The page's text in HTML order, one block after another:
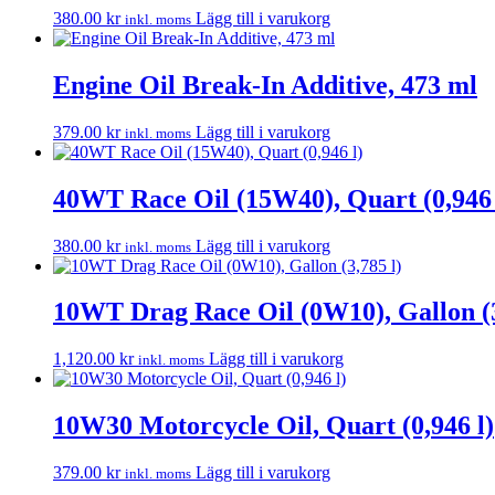
380.00 kr inkl. moms Lägg till i varukorg
Engine Oil Break-In Additive, 473 ml
379.00 kr inkl. moms Lägg till i varukorg
40WT Race Oil (15W40), Quart
380.00 kr inkl. moms Lägg till i varukorg
10WT Drag Race Oil (0W10), Gallon
1,120.00 kr inkl. moms Lägg till i varukorg
10W30 Motorcycle Oil, Quart (0,946 l)
379.00 kr inkl. moms Lägg till i varukorg